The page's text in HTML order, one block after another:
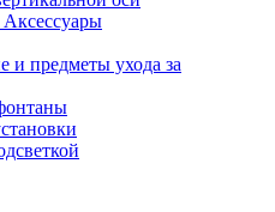
и предметы ухода за